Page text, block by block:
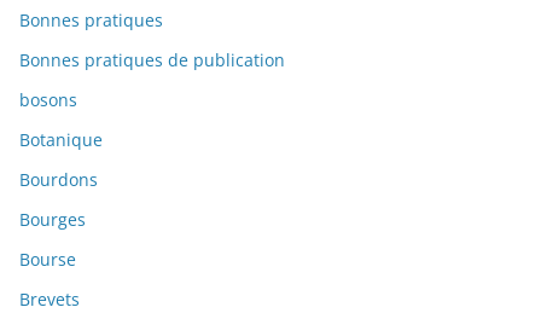
Bonnes pratiques
Bonnes pratiques de publication
bosons
Botanique
Bourdons
Bourges
Bourse
Brevets